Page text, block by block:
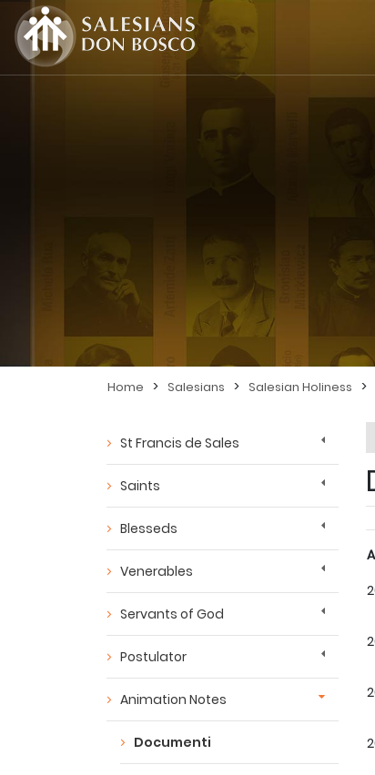
Home > Salesians > Salesian Holiness >
St Francis de Sales
Saints
Blesseds
Venerables
Servants of God
Postulator
Animation Notes
Documenti